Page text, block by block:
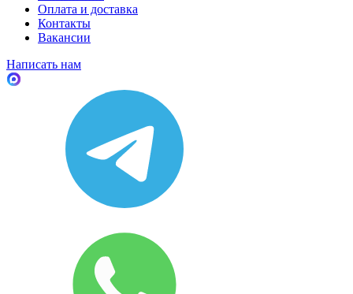
Оплата и доставка
Контакты
Вакансии
Написать нам